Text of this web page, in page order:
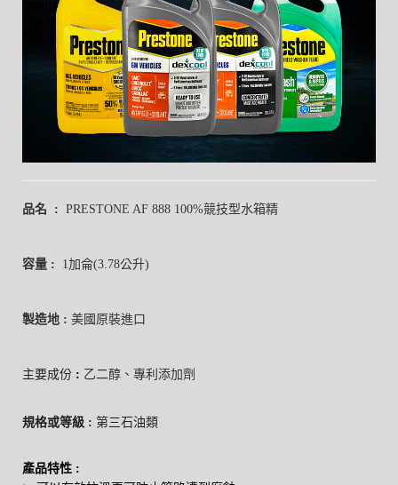
品名 : PRESTONE AF 888 100%競技型水箱精
容量 : 1加侖(3.78公升)
製造地 : 美國原裝進口
主要成份 : 乙二醇、專利添加劑
規格或等級 : 第三石油類
產品特性 :